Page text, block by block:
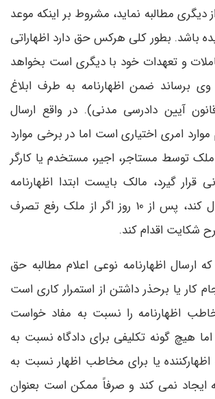
دیگری مطالبه نماید، مشروط بر اینکه موعد
باشد. بطور کلی هرکس حق دارد اظهاراتی
و تعهدات خود با دیگری است بخواهد
برساند ضمن اظهارنامه به طرف ابلاغ
156 قانون آیین دادرسی مدنی). در واقع ارسال
موارد امری اختیاری است اما در برخی موارد
توسط مستاجر، اجیر، مستخدم یا کارگر
قرار گیرد، مالک بایست ابتدا اظهارنامه
برای متصرف ارسال کند، پس از 10 روز اگر از ملک رفع تصرف
شکایت اقدام کند.
ارسال اظهارنامه نوعی اعلام مطالبه حق
کار یا برحذر داشتن از استمرار کاری است
اظهارنامه را نسبت به مفاد خواست
هیچ گونه تکلیفی برای دادگاه نسبت به
اظهارکننده یا برای مخاطب اظهار نسبت به
ایجاد نمی کند و صرفاً ممکن است بعنوان